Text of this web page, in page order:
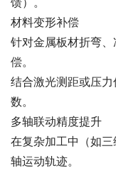
材料变形补偿
针对金属板材折弯
偿。
结合激光测距或压
数。
多轴联动精度提升
在复杂加工中（如
轴运动轨迹。